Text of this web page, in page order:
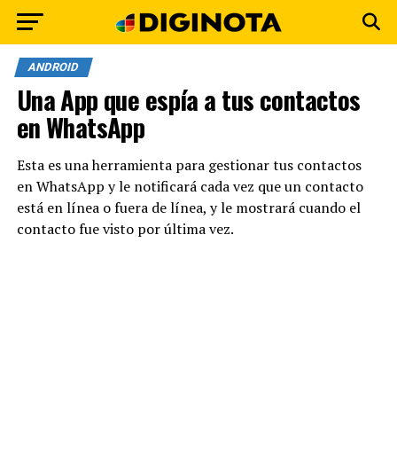
ANDROID
Una App que espía a tus contactos
en WhatsApp
Esta es una herramienta para gestionar tus contactos
en WhatsApp y le notificará cada vez que un contacto
está en línea o fuera de línea, y le mostrará cuando el
contacto fue visto por última vez.